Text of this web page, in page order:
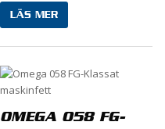
LÄS MER
OMEGA 058 FG-